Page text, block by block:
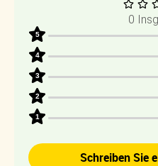
0
5
4
3
2
1
Schreiben Sie